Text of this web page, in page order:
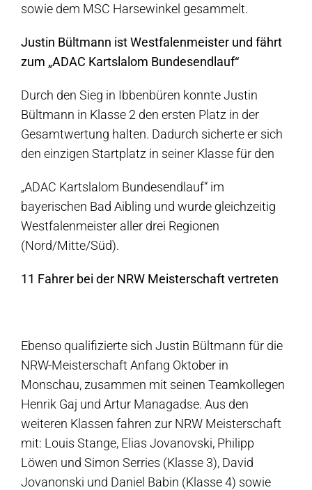
sowie dem MSC Harsewinkel gesammelt.
Justin Bültmann ist Westfalenmeister und fährt
zum „ADAC Kartslalom Bundesendlauf“
Durch den Sieg in Ibbenbüren konnte Justin
Bültmann in Klasse 2 den ersten Platz in der
Gesamtwertung halten. Dadurch sicherte er sich
den einzigen Startplatz in seiner Klasse für den
„ADAC Kartslalom Bundesendlauf“ im
bayerischen Bad Aibling und wurde gleichzeitig
Westfalenmeister aller drei Regionen
(Nord/Mitte/Süd).
11 Fahrer bei der NRW Meisterschaft vertreten
Ebenso qualifizierte sich Justin Bültmann für die
NRW-Meisterschaft Anfang Oktober in
Monschau, zusammen mit seinen Teamkollegen
Henrik Gaj und Artur Managadse. Aus den
weiteren Klassen fahren zur NRW Meisterschaft
mit: Louis Stange, Elias Jovanovski, Philipp
Löwen und Simon Serries (Klasse 3), David
Jovanonski und Daniel Babin (Klasse 4) sowie